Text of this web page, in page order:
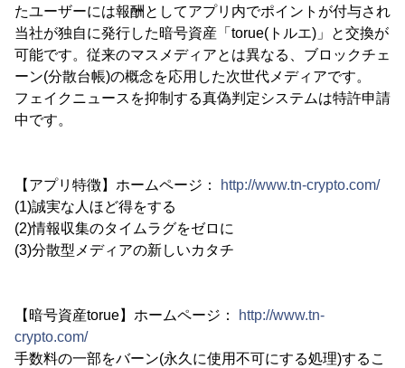
たユーザーには報酬としてアプリ内でポイントが付与され
当社が独自に発行した暗号資産「torue(トルエ)」と交換が
可能です。従来のマスメディアとは異なる、ブロックチェ
ーン(分散台帳)の概念を応用した次世代メディアです。
フェイクニュースを抑制する真偽判定システムは特許申請
中です。
【アプリ特徴】ホームページ：
http://www.tn-crypto.com/
(1)誠実な人ほど得をする
(2)情報収集のタイムラグをゼロに
(3)分散型メディアの新しいカタチ
【暗号資産torue】ホームページ：
http://www.tn-
crypto.com/
手数料の一部をバーン(永久に使用不可にする処理)するこ